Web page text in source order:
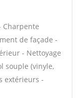
Charpente
de façade -
- Nettoyage
souple (vinyle,
extérieurs -